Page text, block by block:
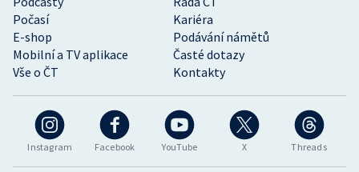
Instagram Facebook YouTube X Threads
Počasí
Kariéra
E-shop
Podávání námětů
Mobilní a TV aplikace
Časté dotazy
Vše o ČT
Kontakty